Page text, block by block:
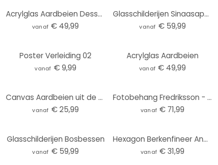
Acrylglas Aardbeien Dessert
vanaf € 49,99
Glasschilderijen Sinaasappels - Rond
vanaf € 59,99
Poster Verleiding 02
vanaf € 9,99
Acrylglas Aardbeien
vanaf € 49,99
Canvas Aardbeien uit de tuin
vanaf € 25,99
Fotobehang Fredriksson - Perfect Pears
vanaf € 71,99
Glasschilderijen Bosbessen
vanaf € 59,99
Hexagon Berkenfineer Ananas
vanaf € 31,99